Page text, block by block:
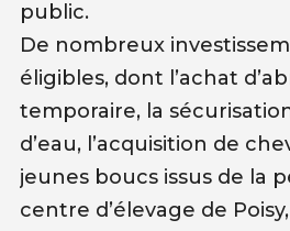
public.
De nombreux
éligibles, dont l’achat
temporaire, la
d’eau, l’acquisition de
jeunes boucs issus de la
centre d’élevage de